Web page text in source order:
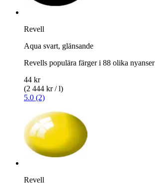
Revell
Aqua svart, glänsande
Revells populära färger i 88 olika nyanser
44 kr
(2 444 kr / l)
5.0 (2)
Revell